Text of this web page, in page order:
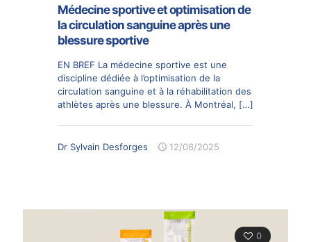
Médecine sportive et optimisation de
la circulation sanguine après une
blessure sportive
EN BREF La médecine sportive est une
discipline dédiée à l’optimisation de la
circulation sanguine et à la réhabilitation des
athlètes après une blessure. À Montréal, […]
Dr Sylvain Desforges 12/08/2025
0